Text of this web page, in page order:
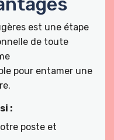
est une étape
de toute
pour entamer une
:
poste et